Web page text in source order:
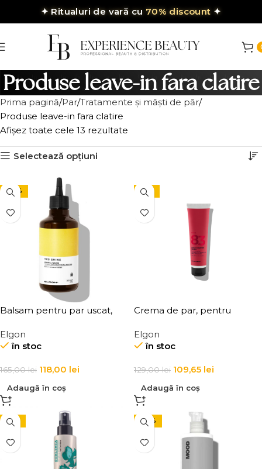
✦ Ritualuri de vară cu 70% discount ✦
Produse leave-in fara clatire
Prima pagină Par Tratamente și măști de păr
Produse leave-in fara clatire
Afișez toate cele 13 rezultate
Selectează opțiuni
-28%
Balsam pentru par uscat,
Water
Elgon
în stoc
165,00lei 118,00 lei
Adaugă în coș
-15%
Crema de par, pentru
Affixx 83 Curl Creator Cream
Elgon
în stoc
129,00lei 109,65 lei
Adaugă în coș
-15% -24%